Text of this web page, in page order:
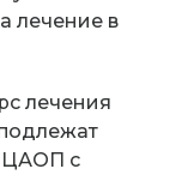
лечение в
лечения
ЦАОП с